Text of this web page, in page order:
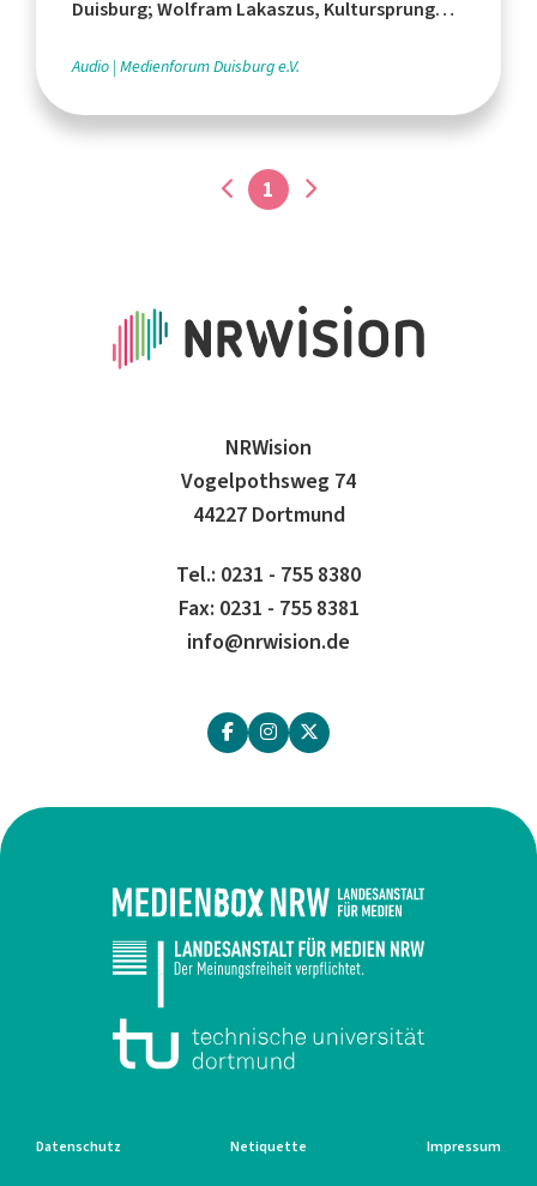
Duisburg; Wolfram Lakaszus, Kultursprung
Audio Medienforum Duisburg e.V.
1
NRWision
Vogelpothsweg 74
44227 Dortmund
Tel.: 0231 - 755 8380
Fax: 0231 - 755 8381
info@nrwision.de
Datenschutz Netiquette Impressum